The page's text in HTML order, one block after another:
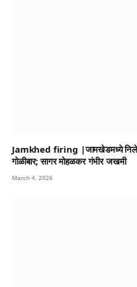
Jamkhed firing |जामखेडमध्ये निलेश
गोळीबार; सागर मोहळकर गंभीर जखमी
March 4, 2026